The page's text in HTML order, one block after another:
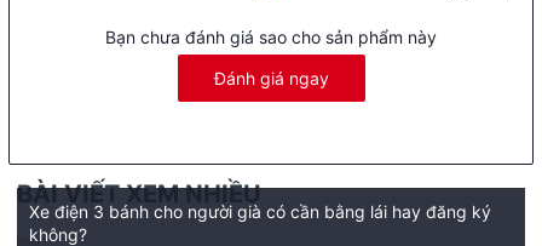
từ 30-1h trước khi sạc xe.
Sử dụng bộ sạc đúng với điện áp của xe, điều này rất quan trọng
giúp ắc quy bền hơn và an toàn hơn
bạn sẽ bền hơn và an toàn hơn khi bạn sạc xe ngay sau khi màn
hình trên xe báo chỉ còn 2 vạch pin.
Khi sạc hãy để xe ở những nơi thoáng mát, tránh sạc điện cho xe
Bạn chưa đánh giá sao cho sản phẩm này
Đánh giá ngay
BÀI VIẾT XEM NHIỀU
Xe điện 3 bánh cho người già có cần bằng lái hay đăng ký
không?